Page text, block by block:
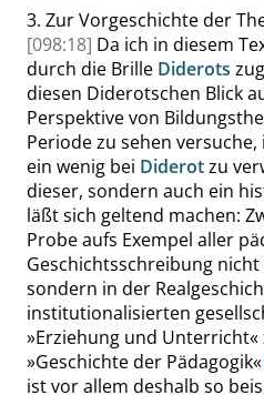
3. Zur Vorgeschichte der
[098:18] Da ich in diesem
durch die Brille Diderots
diesen Diderotschen Blick
Perspektive von
Periode zu sehen
ein wenig bei Diderotzu
dieser, sondern auch ein
läßt sich geltend machen:
Probe aufs Exempel aller
Geschichtsschreibung
sondern in der
institutionalisierten
»Erziehung und Unterricht«
»Geschichte der Pädagogik«
ist vor allem deshalb so